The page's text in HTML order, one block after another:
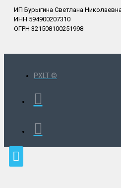
ИП Бурыгина Светлана Николаевна
ИНН 594900207310
ОГРН 321508100251998
PXLT ©